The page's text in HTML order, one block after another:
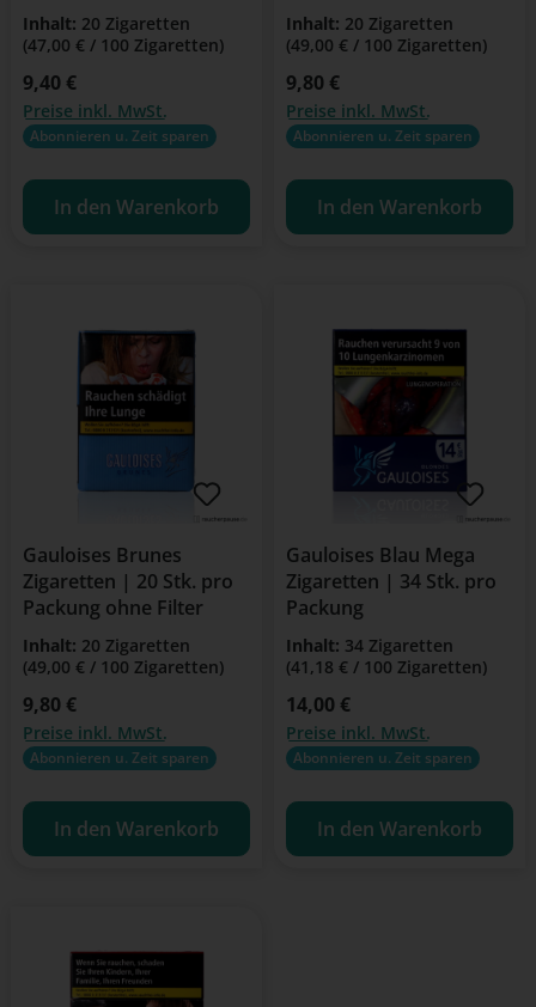
Inhalt: 20 Zigaretten
(47,00 € / 100 Zigaretten)
Regulärer Preis:
9,40 €
Preise inkl. MwSt.
Abonnieren u. Zeit sparen
In den Warenkorb
Inhalt: 20 Zigaretten
(49,00 € / 100 Zigaretten)
Regulärer Preis:
9,80 €
Preise inkl. MwSt.
Abonnieren u. Zeit sparen
In den Warenkorb
Gauloises Brunes
Zigaretten | 20 Stk. pro
Packung ohne Filter
Inhalt: 20 Zigaretten
(49,00 € / 100 Zigaretten)
Regulärer Preis:
9,80 €
Preise inkl. MwSt.
Abonnieren u. Zeit sparen
In den Warenkorb
Gauloises Blau Mega
Zigaretten | 34 Stk. pro
Packung
Inhalt: 34 Zigaretten
(41,18 € / 100 Zigaretten)
Regulärer Preis:
14,00 €
Preise inkl. MwSt.
Abonnieren u. Zeit sparen
In den Warenkorb